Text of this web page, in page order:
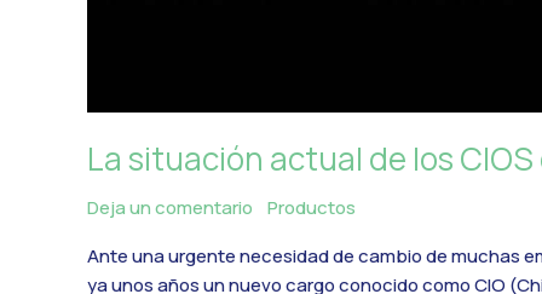
La situación actual de los CIOS
Deja un comentario Productos
Ante una urgente necesidad de cambio de muchas
ya unos años un nuevo cargo conocido como CIO